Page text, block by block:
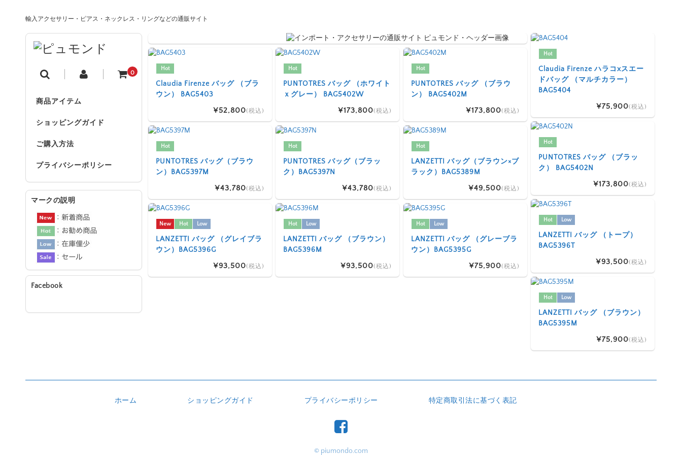
輸入アクセサリー・ピアス・ネックレス・リングなどの通販サイト
0
商品アイテム
ショッピングガイド
ご購入方法
プライバシーポリシー
Hot
Claudia Firenze ハラコxスエー
ドバッグ （マルチカラー）
BAG5404
¥75,900(税込)
Hot
Claudia Firenze バッグ （ブラ
ウン） BAG5403
¥52,800(税込)
Hot
PUNTOTRES バッグ （ホワイト
ｘグレー） BAG5402W
¥173,800(税込)
Hot
PUNTOTRES バッグ （ブラウ
ン） BAG5402M
¥173,800(税込)
Hot
PUNTOTRES バッグ （ブラッ
ク） BAG5402N
¥173,800(税込)
Hot
PUNTOTRES バッグ（ブラウ
ン）BAG5397M
¥43,780(税込)
Hot
PUNTOTRES バッグ（ブラッ
ク）BAG5397N
¥43,780(税込)
Hot
LANZETTI バッグ（ブラウン×ブ
ラック）BAG5389M
¥49,500(税込)
Hot Low
LANZETTI バッグ （トープ）
BAG5396T
¥93,500(税込)
New Hot Low
LANZETTI バッグ （グレイブラ
ウン）BAG5396G
¥93,500(税込)
Hot Low
LANZETTI バッグ （ブラウン）
BAG5396M
¥93,500(税込)
Hot Low
LANZETTI バッグ （グレーブラ
ウン）BAG5395G
¥75,900(税込)
Hot Low
LANZETTI バッグ （ブラウン）
BAG5395M
¥75,900(税込)
マークの説明
Facebook
ホーム ショッピングガイド プライバシーポリシー 特定商取引法に基づく表記
© piumondo.com